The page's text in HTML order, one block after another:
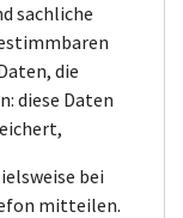
sachliche
die
diese Daten
bei
mitteilen.